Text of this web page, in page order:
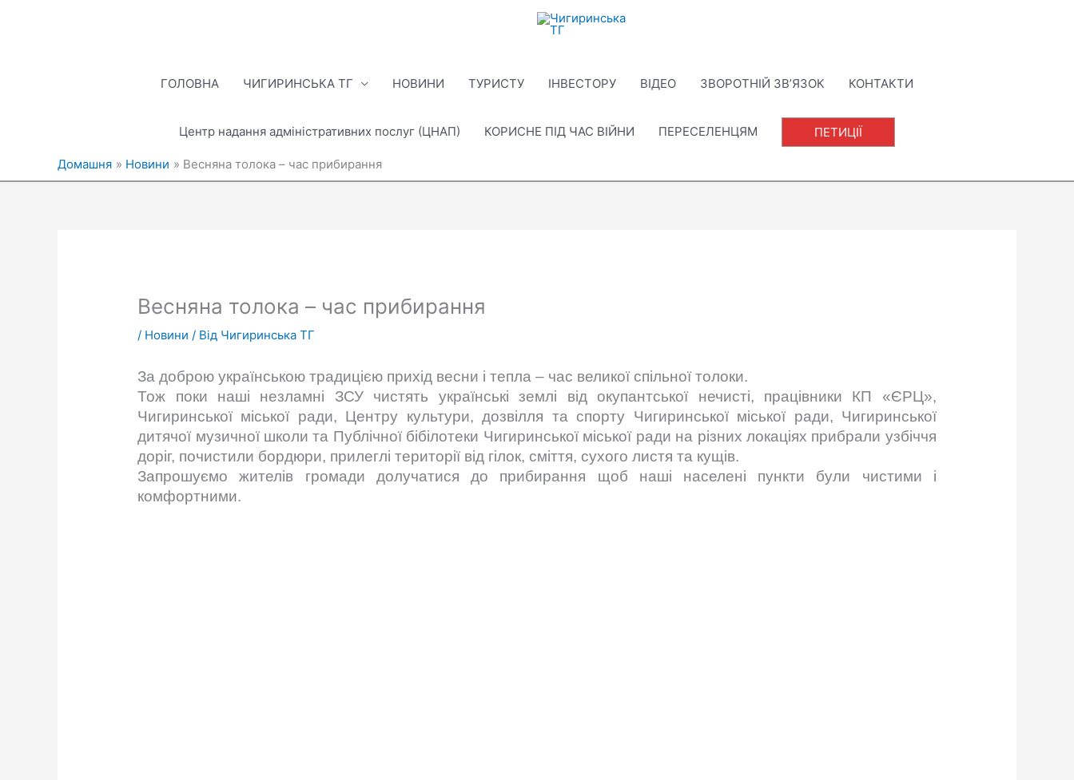
ГОЛОВНА ЧИГИРИНСЬКА ТГ НОВИНИ ТУРИСТУ ІНВЕСТОРУ ВІДЕО ЗВОРОТНІЙ ЗВ’ЯЗОК КОНТАКТИ
Центр надання адміністративних послуг (ЦНАП) КОРИСНЕ ПІД ЧАС ВІЙНИ ПЕРЕСЕЛЕНЦЯМ ПЕТИЦІЇ
Домашня Новини Весняна толока – час прибирання
Весняна толока – час прибирання
/ Новини / Від Чигиринська ТГ
За доброю українською традицією прихід весни і тепла – час великої спільної толоки.
Тож поки наші незламні ЗСУ чистять українські землі від окупантської нечисті, працівники КП «ЄРЦ»,
Чигиринської міської ради, Центру культури, дозвілля та спорту Чигиринської міської ради, Чигиринської
дитячої музичної школи та Публічної бібілотеки Чигиринської міської ради на різних локаціях прибрали узбіччя
доріг, почистили бордюри, прилеглі території від гілок, сміття, сухого листя та кущів.
Запрошуємо жителів громади долучатися до прибирання щоб наші населені пункти були чистими і
комфортними.